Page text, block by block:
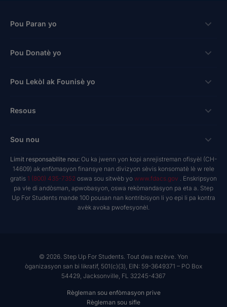
Pou Paran yo
Bousdetid
Bousdetid Lekòl Prive
Bousdetid Abilite Inik
New Worlds
Vin Defansè
Pou Donatè yo
Fason pou bay
bay nan espas travay
donatè yo avize fon yo
Deklarasyon dwa donatè yo
Pou Lekòl ak Founisè yo
Koneksyon
Lekòl Prive
Founisè Sèvis Machann
Pwodwi Resous
Resous
Rechèch & Rapò
NextSteps Blog
inspireED Blog
Rezo Alumni
Sou nou
A pwopo de nou
Rapò anyèl
Gouvènans Règleman
Kontakte
Limit responsabilite nou: Ou ka jwenn yon kopi anrejistreman ofisyèl (CH-
14609) ak enfòmasyon finansye nan divizyon sèvis konsomatè lè w rele
gratis 1 (800) 435-7352 oswa sou sitwèb yo www.fdacs.gov . Enskripsyon
pa vle di andòsman, apwobasyon, oswa rekòmandasyon pa eta a. Step
Up For Students mande 100 pousan nan kontribisyon li yo epi li pa kontra
avèk avoka pwofesyonèl.
© 2026. Step Up For Students. Tout dwa rezève. Yon
òganizasyon san bi likratif, 501(c)(3), EIN: 59-3649371 – PO Box
54429, Jacksonville, FL 32245-4367
Règleman sou enfòmasyon prive
Règleman sou sifle